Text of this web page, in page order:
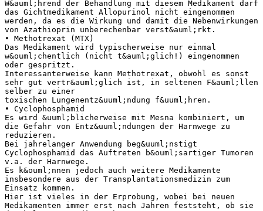
W&auml;hrend der Behandlung mit diesem Medikament darf
das Gichtmedikament Allopurinol nicht eingenommen
werden, da es die Wirkung und damit die Nebenwirkungen
von Azathioprin unberechenbar verst&auml;rkt.
• Methotrexat (MTX)
Das Medikament wird typischerweise nur einmal
w&ouml;chentlich (nicht t&auml;glich!) eingenommen
oder gespritzt.
Interessanterweise kann Methotrexat, obwohl es sonst
sehr gut vertr&auml;glich ist, in seltenen F&auml;llen
selber zu einer
toxischen Lungenentz&uuml;ndung f&uuml;hren.
• Cyclophosphamid
Es wird &uuml;blicherweise mit Mesna kombiniert, um
die Gefahr von Entz&uuml;ndungen der Harnwege zu
reduzieren.
Bei jahrelanger Anwendung beg&uuml;nstigt
Cyclophosphamid das Auftreten b&ouml;sartiger Tumoren
v.a. der Harnwege.
Es k&ouml;nnen jedoch auch weitere Medikamente
insbesondere aus der Transplantationsmedizin zum
Einsatz kommen.
Hier ist vieles in der Erprobung, wobei bei neuen
Medikamenten immer erst nach Jahren feststeht, ob sie